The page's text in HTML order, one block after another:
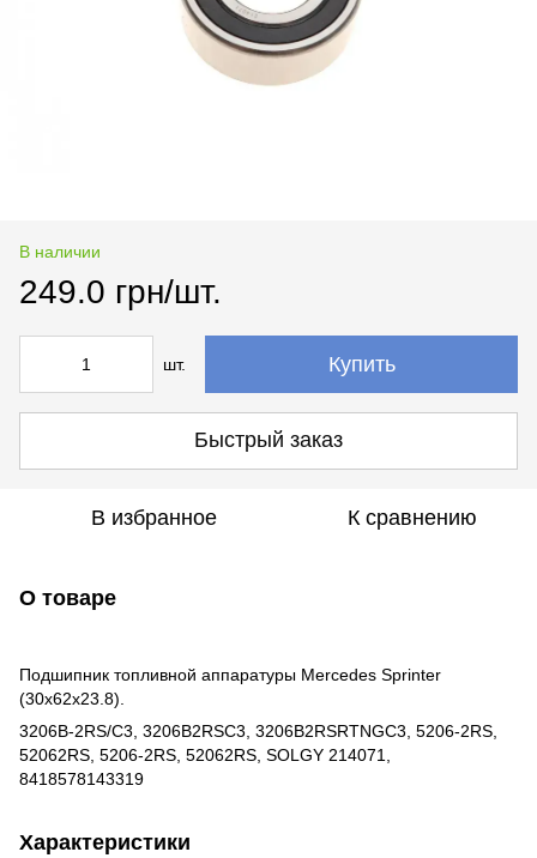
В наличии
249.0 грн/шт.
шт. Купить
Быстрый заказ
В избранное К сравнению
О товаре
Подшипник топливной аппаратуры Mercedes Sprinter
(30x62x23.8).
3206B-2RS/C3, 3206B2RSC3, 3206B2RSRTNGC3, 5206-2RS,
52062RS, 5206-2RS, 52062RS, SOLGY 214071,
8418578143319
Характеристики